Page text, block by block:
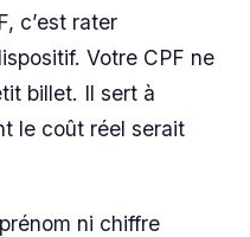
c’est rater
Votre CPF ne
billet. Il sert à
le coût réel serait
ni chiffre